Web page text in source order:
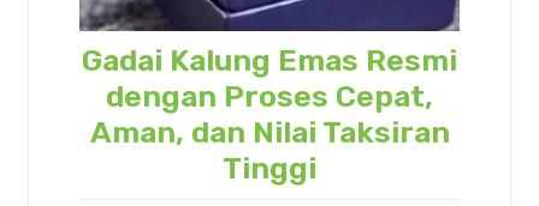
Gadai Kalung Emas Resmi
dengan Proses Cepat,
Aman, dan Nilai Taksiran
Tinggi